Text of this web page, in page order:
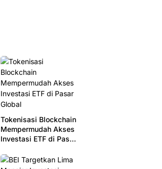
Tokenisasi Blockchain
Mempermudah Akses
Investasi ETF di Pasar